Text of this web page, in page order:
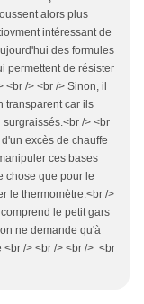
alors plus
intéressant de
des formules
permettent de résister
/> <br /> Sinon, il
transparent car ils
/> <br
excès de chauffe
ces bases
chose que pour le
le thermomètre.<br />
le petit gars
ne demande qu'à
/> <br /> <br /> <br